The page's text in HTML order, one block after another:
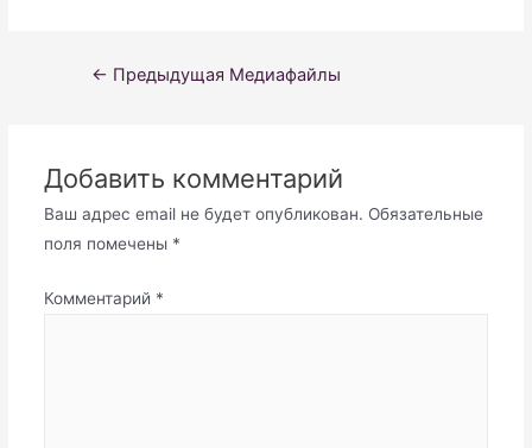
Навигация
← Предыдущая Медиафайлы
Добавить комментарий
Ваш адрес email не будет опубликован. Обязательные
поля помечены *
Комментарий *